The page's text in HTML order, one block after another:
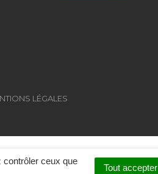
contrôler ceux que
Tout accepter
LÉGALES